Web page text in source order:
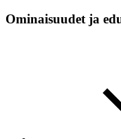
Ominaisuudet ja